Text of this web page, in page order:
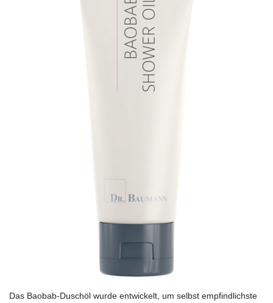
Das Baobab-Duschöl wurde entwickelt, um selbst empfindlichste